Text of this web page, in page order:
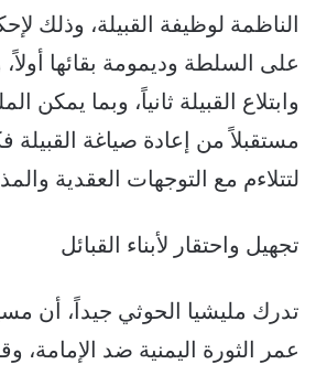
الناظمة لوظيفة القبيلة، وذلك
على السلطة وديمومة بقائها
وابتلاع القبيلة ثانياً، وبما يمكن
مستقبلاً من إعادة صياغة القبيلة
لتتلاءم مع التوجهات العقدية
تجهيل واحتقار لأبناء القبائل